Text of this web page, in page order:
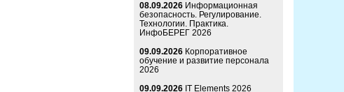
08.09.2026 Информационная
безопасность. Регулирование.
Технологии. Практика.
ИнфоБЕРЕГ 2026
09.09.2026 Корпоративное
обучение и развитие персонала
2026
09.09.2026 IT Elements 2026